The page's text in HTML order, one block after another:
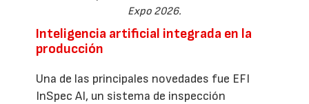
Expo 2026.
Inteligencia artificial integrada en la
producción
Una de las principales novedades fue EFI
InSpec AI, un sistema de inspección